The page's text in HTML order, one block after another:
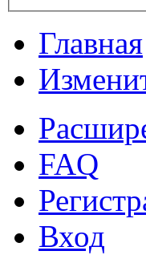
Главная
FAQ
Вход